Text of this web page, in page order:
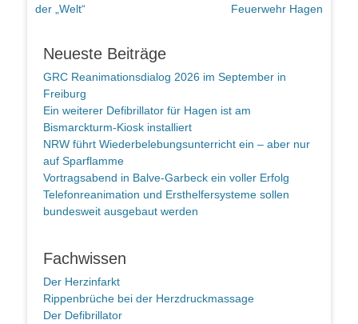
Beitrag:
der „Welt“
Feuerwehr Hagen
Neueste Beiträge
GRC Reanimationsdialog 2026 im September in
Freiburg
Ein weiterer Defibrillator für Hagen ist am
Bismarckturm-Kiosk installiert
NRW führt Wiederbelebungsunterricht ein – aber nur
auf Sparflamme
Vortragsabend in Balve-Garbeck ein voller Erfolg
Telefonreanimation und Ersthelfersysteme sollen
bundesweit ausgebaut werden
Fachwissen
Der Herzinfarkt
Rippenbrüche bei der Herzdruckmassage
Der Defibrillator